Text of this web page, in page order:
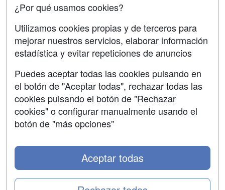
Contactar
Confidencialidad
Copyleft
SÍGUENOS EN:
¿Por qué usamos cookies?
Utilizamos cookies propias y de terceros para
mejorar nuestros servicios, elaborar información
estadística y evitar repeticiones de anuncios
Puedes aceptar todas las cookies pulsando en
el botón de "Aceptar todas", rechazar todas las
cookies pulsando el botón de "Rechazar
cookies" o configurar manualmente usando el
botón de "más opciones"
Aceptar todas